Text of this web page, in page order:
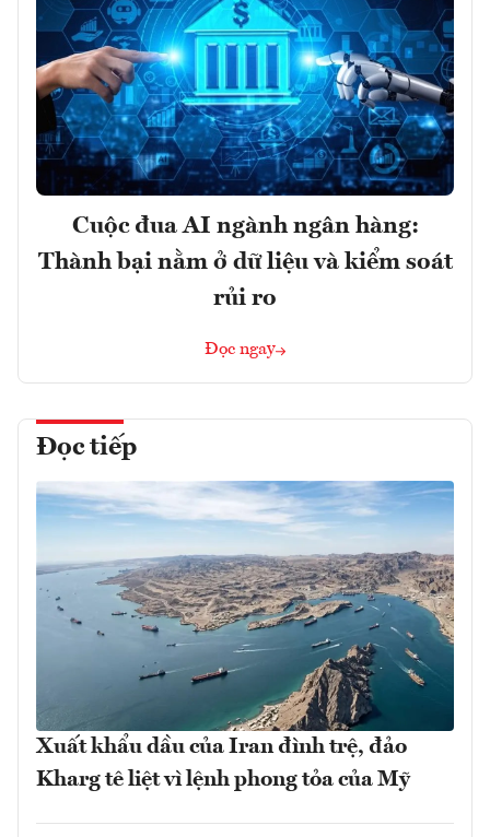
Cuộc đua AI ngành ngân hàng:
Thành bại nằm ở dữ liệu và kiểm soát
rủi ro
Đọc ngay
Đọc tiếp
Xuất khẩu dầu của Iran đình trệ, đảo
Kharg tê liệt vì lệnh phong tỏa của Mỹ